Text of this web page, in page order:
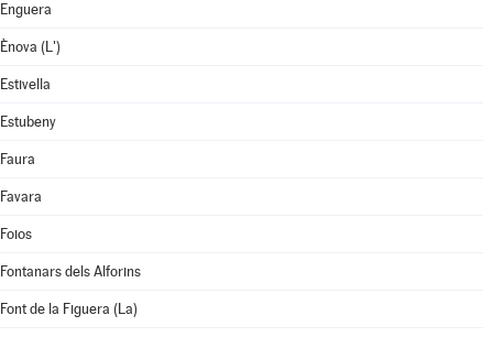
Enguera
Ènova (L')
Estivella
Estubeny
Faura
Favara
Foios
Fontanars dels Alforins
Font de la Figuera (La)